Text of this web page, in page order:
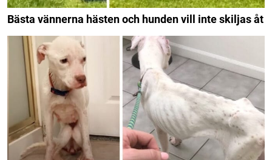
Bästa vännerna hästen och hunden vill inte skiljas åt